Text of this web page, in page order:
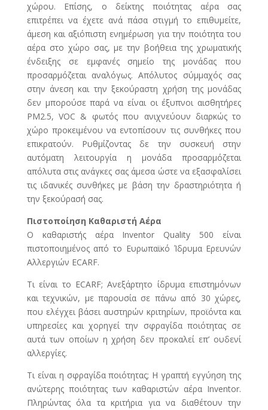
χώρου. Επίσης, ο δείκτης ποιότητας αέρα σας
επιτρέπει να έχετε ανά πάσα στιγμή το επιθυμείτε,
άμεση και αξιόπιστη ενημέρωση για την ποιότητα του
αέρα στο χώρο σας, με την βοήθεια της χρωματικής
ένδειξης σε εμφανές σημείο της μονάδας που
προσαρμόζεται αναλόγως. Απόλυτος σύμμαχός σας
στην άνεση και την ξεκούραστη χρήση της μονάδας
δεν μπορούσε παρά να είναι οι έξυπνοι αισθητήρες
PM2.5, VOC & φωτός που ανιχνεύουν διαρκώς το
χώρο προκειμένου να εντοπίσουν τις συνθήκες που
επικρατούν. Ρυθμίζοντας δε την συσκευή στην
αυτόματη λειτουργία η μονάδα προσαρμόζεται
απόλυτα στις ανάγκες σας άμεσα ώστε να εξασφαλίσει
τις ιδανικές συνθήκες με βάση την δραστηριότητα ή
την ξεκούρασή σας.
Πιστοποίηση Καθαριστή Αέρα
Ο καθαριστής αέρα Inventor Quality 500 είναι
πιστοποιημένος από το Ευρωπαϊκό Ίδρυμα Ερευνών
Αλλεργιών ECARF.
Τι είναι το ECARF; Ανεξάρτητο ίδρυμα επιστημόνων
και τεχνικών, με παρουσία σε πάνω από 30 χώρες,
που ελέγχει βάσει αυστηρών κριτηρίων, προϊόντα και
υπηρεσίες και χορηγεί την σφραγίδα ποιότητας σε
αυτά των οποίων η χρήση δεν προκαλεί επ’ ουδενί
αλλεργίες.
Τι είναι η σφραγίδα ποιότητας; H γραπτή εγγύηση της
ανώτερης ποιότητας των καθαριστών αέρα Ιnventor.
Πληρώντας όλα τα κριτήρια για να διαθέτουν την